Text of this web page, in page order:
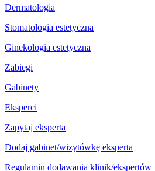
Dermatologia
Stomatologia estetyczna
Ginekologia estetyczna
Zabiegi
Gabinety
Eksperci
Zapytaj eksperta
Dodaj gabinet/wizytówkę eksperta
Regulamin dodawania klinik/ekspertów